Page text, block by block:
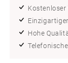
Kostenloser
Hohe